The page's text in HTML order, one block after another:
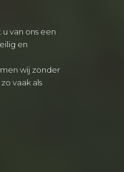
van ons een
en
wij zonder
vaak als